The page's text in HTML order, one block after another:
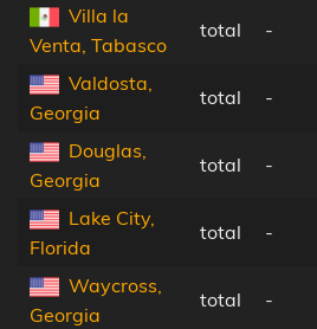
Villa la
Venta, Tabasco
total -
Valdosta,
Georgia
total -
Douglas,
Georgia
total -
Lake City,
Florida
total -
Waycross,
Georgia
total -